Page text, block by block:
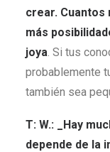
crear.
más
joya. Si tus
probablemente
también sea
T: W.: _Hay
depende de la